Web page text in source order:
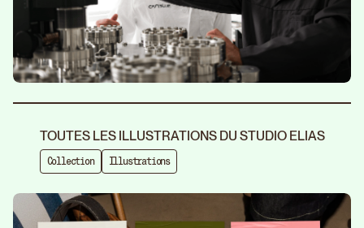
TOUTES LES ILLUSTRATIONS DU STUDIO ELIAS
Collection Illustrations